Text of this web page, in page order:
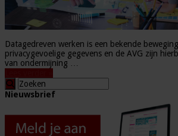
Datagedreven werken is een bekende
privacygevoelige gegevens en de AVG zijn
van ondermijning …
Nieuwsbrief